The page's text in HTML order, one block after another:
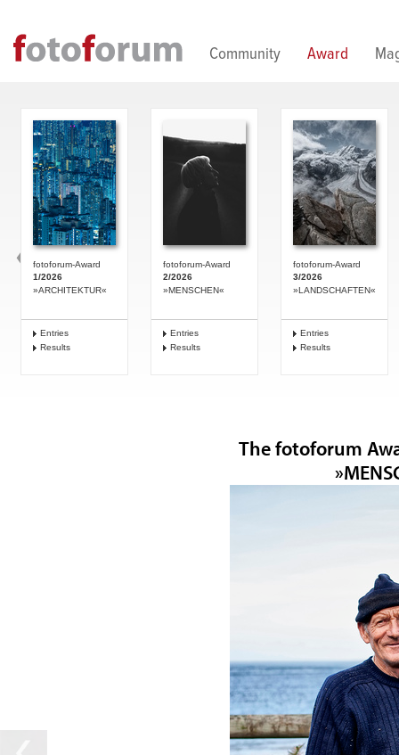
Community Award
fotoforum-Award
1/2026
»ARCHITEKTUR«
Entries
Results
fotoforum-Award
2/2026
»MENSCHEN«
Entries
Results
fotoforum-Award
3/2026
»LANDSCHAFTEN«
Entries
Results
The fotoforum